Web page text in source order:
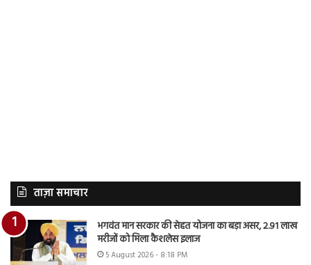
ताज़ा समाचार
भगवंत मान सरकार की सेहत योजना का बड़ा असर, 2.91 लाख
मरीजों को मिला कैशलेस इलाज
5 August 2026 - 8:18 PM